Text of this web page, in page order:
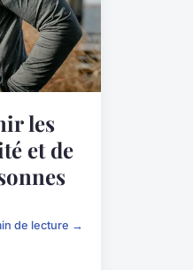
les
et de
de lecture →